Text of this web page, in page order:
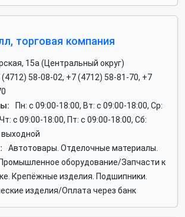
торговая компания
15а (Центральный округ)
(4712) 58-08-02, +7 (4712) 58-81-70, +7
Пн: c 09:00-18:00, Вт: c 09:00-18:00, Ср:
c 09:00-18:00, Пт: c 09:00-18:00, Сб:
Автотовары. Отделочные материалы.
оборудование/Запчасти к
Крепёжные изделия. Подшипники.
изделия/Оплата через банк